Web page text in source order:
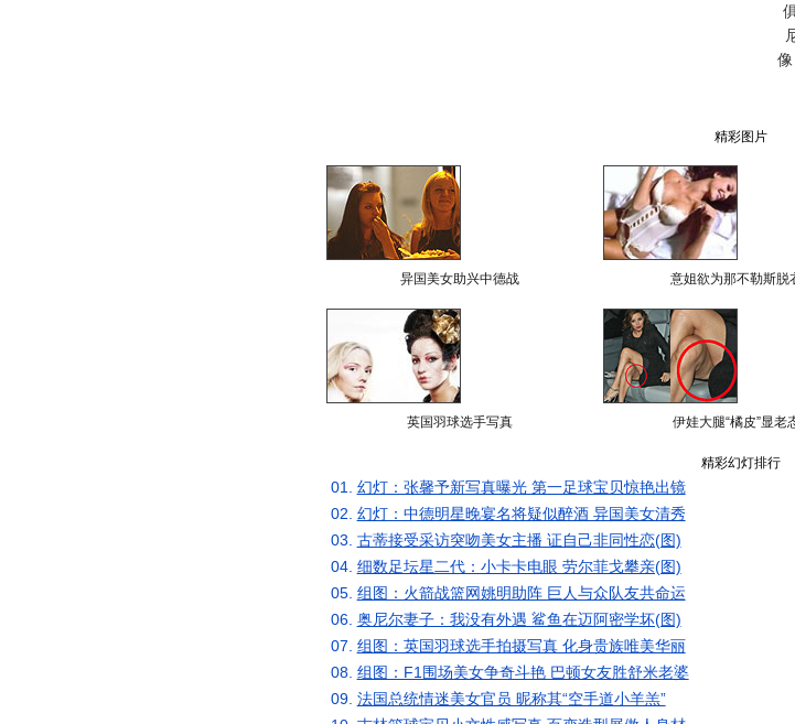
精彩图片
异国美女助兴中德战 意姐欲为那不勒斯脱
英国羽球选手写真 伊娃大腿“橘皮”显老
精彩幻灯排行
01. 幻灯：张馨予新写真曝光 第一足球宝贝惊艳出镜
02. 幻灯：中德明星晚宴名将疑似醉酒 异国美女清秀
03. 古蒂接受采访突吻美女主播 证自己非同性恋(图)
04. 细数足坛星二代：小卡卡电眼 劳尔菲戈攀亲(图)
05. 组图：火箭战篮网姚明助阵 巨人与众队友共命运
06. 奥尼尔妻子：我没有外遇 鲨鱼在迈阿密学坏(图)
07. 组图：英国羽球选手拍摄写真 化身贵族唯美华丽
08. 组图：F1围场美女争奇斗艳 巴顿女友胜舒米老婆
09. 法国总统情迷美女官员 昵称其“空手道小羊羔”